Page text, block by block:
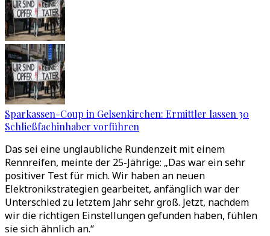
Sparkassen-Coup in Gelsenkirchen: Ermittler lassen 30
Schließfachinhaber vorführen
Das sei eine unglaubliche Rundenzeit mit einem
Rennreifen, meinte der 25-Jährige: „Das war ein sehr
positiver Test für mich. Wir haben an neuen
Elektronikstrategien gearbeitet, anfänglich war der
Unterschied zu letztem Jahr sehr groß. Jetzt, nachdem
wir die richtigen Einstellungen gefunden haben, fühlen
sie sich ähnlich an.“